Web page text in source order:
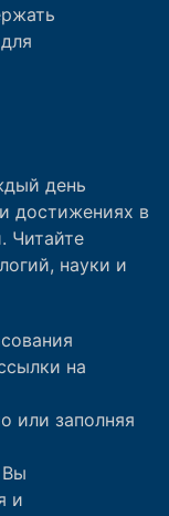
день
достижениях в
Читайте
науки и
на
или заполняя
Вы
и